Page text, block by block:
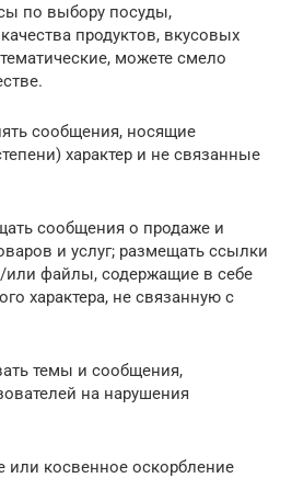
по выбору посуды,
продуктов, вкусовых
можете смело
сообщения, носящие
характер и не связанные
сообщения о продаже и
и услуг; размещать ссылки
или файлы, содержащие в себе
характера, не связанную с
темы и сообщения,
на нарушения
или косвенное оскорбление